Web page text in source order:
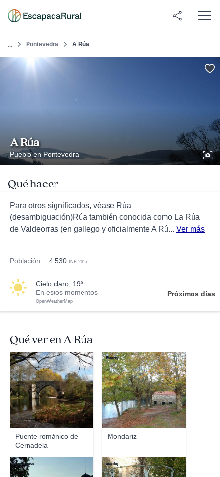
... Pontevedra A Rúa
A Rúa
Pueblo en Pontevedra
Qué hacer
Para otros significados, véase Rúa
(desambiguación)Rúa también conocida como La Rúa
de Valdeorras (en gallego y oficialmente A Rú... Ver más
Población: 4.530 INE 2017
cielo claro, 19º
En estos momentos
OpenWeatherMap
Próximos días
Qué ver en A Rúa
Puente románico de
Cernadela
Elcorty
Mondariz
Elcorty
juantiagues asanloj